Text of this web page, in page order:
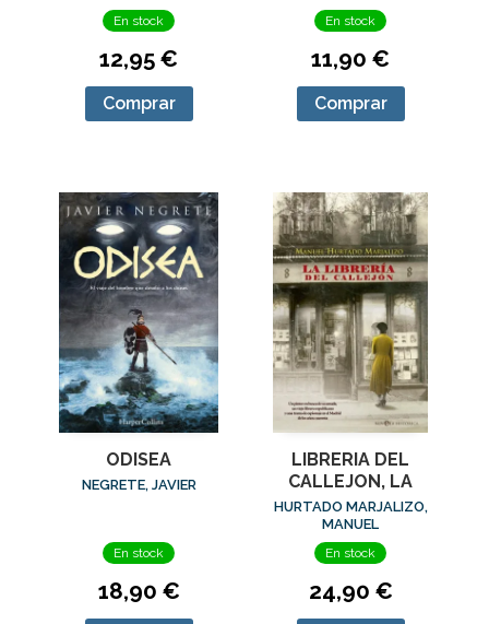
En stock
12,95 €
Comprar
En stock
11,90 €
Comprar
ODISEA
NEGRETE, JAVIER
En stock
18,90 €
LIBRERIA DEL
CALLEJON, LA
HURTADO MARJALIZO,
MANUEL
En stock
24,90 €